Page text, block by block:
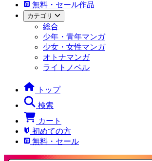
無料・セール作品
カテゴリ
総合
少年・青年マンガ
少女・女性マンガ
オトナマンガ
ライトノベル
トップ
検索
カート
初めての方
無料・セール